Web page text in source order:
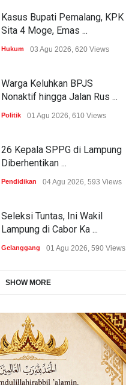
Kasus Bupati Pemalang, KPK
Sita 4 Moge, Emas ...
Hukum 03 Agu 2026, 620 Views
Warga Keluhkan BPJS
Nonaktif hingga Jalan Rus ...
Politik 01 Agu 2026, 610 Views
26 Kepala SPPG di Lampung
Diberhentikan ...
Pendidikan 04 Agu 2026, 593 Views
Seleksi Tuntas, Ini Wakil
Lampung di Cabor Ka ...
Gelanggang 01 Agu 2026, 590 Views
SHOW MORE